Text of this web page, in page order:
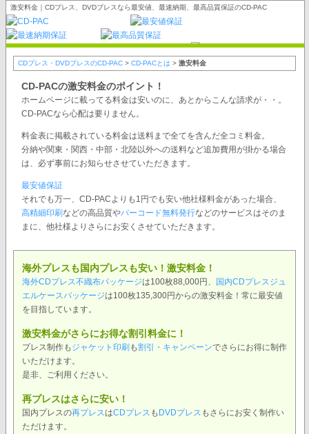
激安料金｜CDプレス、DVDプレスなら最安値、最速納期、最高品質保証のCD-PAC
CDプレス・DVDプレスのCD-PAC> CD-PACとは > 激安料金
CD-PACの激安料金のポイント！
ホームページに載ってる料金は安いのに、あとからこんな請求が・・。
CD-PACなら心配は要りません。
料金表に掲載されている料金は送料まで全てを含んだ全コミ料金。
分納や関東・関西・中部・北陸以外への送料など追加費用が掛かる場合
は、必ず事前にお知らせさせていただきます。
最安値保証
それでも万一、CD-PACよりも1円でも安い他社様料金があった場合、
高精細印刷 などの高品質やバーコード無料発行などのサービスはそのま
まに、他社様よりさらにお安くさせていただきます。
海外プレスも国内プレスも安い！激安料金！
海外CDプレス不織布パッケージは100枚88,000円、
国内CDプレスジュ
エルケースパッケージは100枚135,300円からの激安料金！常に最安値
を目指しています。
激安料金がさらにお得な割引料金に！
プレス制作も ジャケット印刷 も割引・キャンペーンでさらにお得に制作
いただけます。
是非、ご利用ください。
再プレスはさらに安い！
国内プレスの再プレスはCDプレス も DVDプレス もさらにお安く制作い
ただけます。